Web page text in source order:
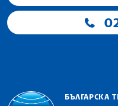
БЪЛГАРСКА